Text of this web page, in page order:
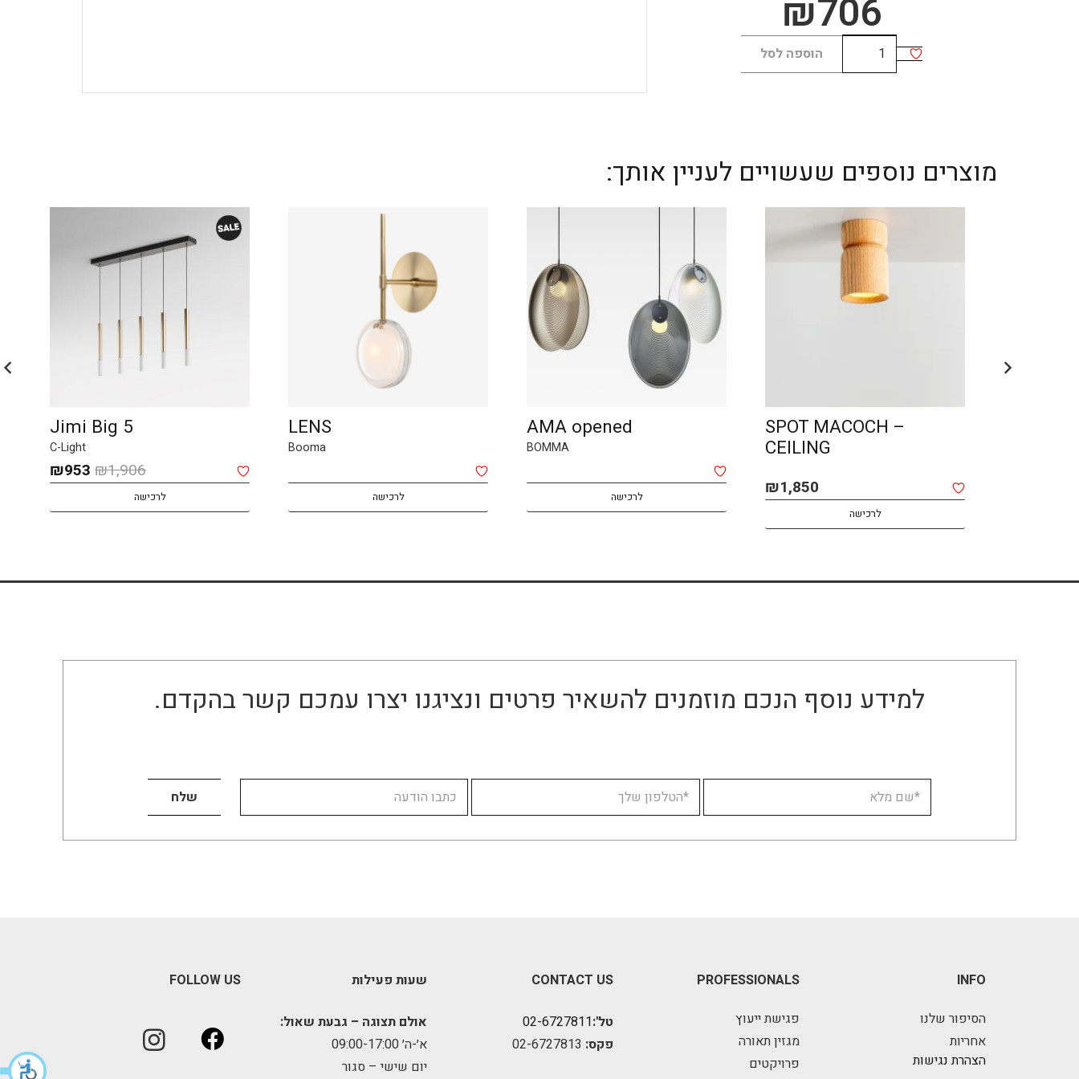
₪706
כמות
של
הוספה לסל
מוצרים נוספים שעשויים לעניין אותך:
SPOT MACOCH –
CEILING
₪1,850
לרכישה
AMA opened
BOMMA
לרכישה
LENS
Booma
לרכישה
Jimi Big 5
C-Light
₪1,906
המחיר
המקורי
היה:
₪953
הנוכחי
הוא:
לרכישה
למידע נוסף הנכם מוזמנים להשאיר פרטים ונציגנו יצרו עמכם קשר בהקדם.
INFO
הסיפור שלנו
אחריות
הצהרת נגישות
PROFESSIONALS
פגישת ייעוץ
מגזין תאורה
פרויקטים
CONTACT US
טל':02-6727811
פקס:
שעות פעילות
אולם תצוגה – גבעת שאול:
א׳-ה׳ 09:00-17:00
יום שישי – סגור
FOLLOW US